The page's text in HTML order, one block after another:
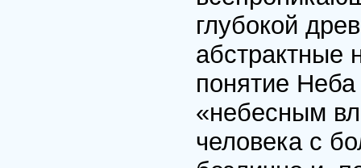
глубокой
абстрактные
понятие Неба
«небесным
человека с